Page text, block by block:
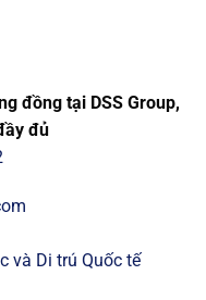
đồng tại DSS Group,
đủ
và Di trú Quốc tế